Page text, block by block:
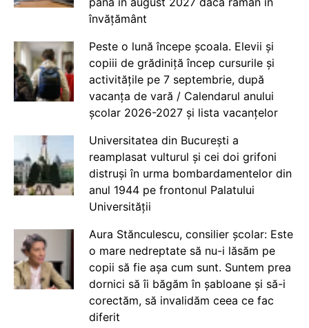
învățământ
Peste o lună începe școala. Elevii și
copiii de grădiniță încep cursurile și
activitățile pe 7 septembrie, după
vacanța de vară / Calendarul anului
școlar 2026-2027 și lista vacanțelor
Universitatea din București a
reamplasat vulturul și cei doi grifoni
distruși în urma bombardamentelor din
anul 1944 pe frontonul Palatului
Universității
Aura Stănculescu, consilier școlar: Este
o mare nedreptate să nu-i lăsăm pe
copii să fie așa cum sunt. Suntem prea
dornici să îi băgăm în șabloane și să-i
corectăm, să invalidăm ceea ce fac
diferit